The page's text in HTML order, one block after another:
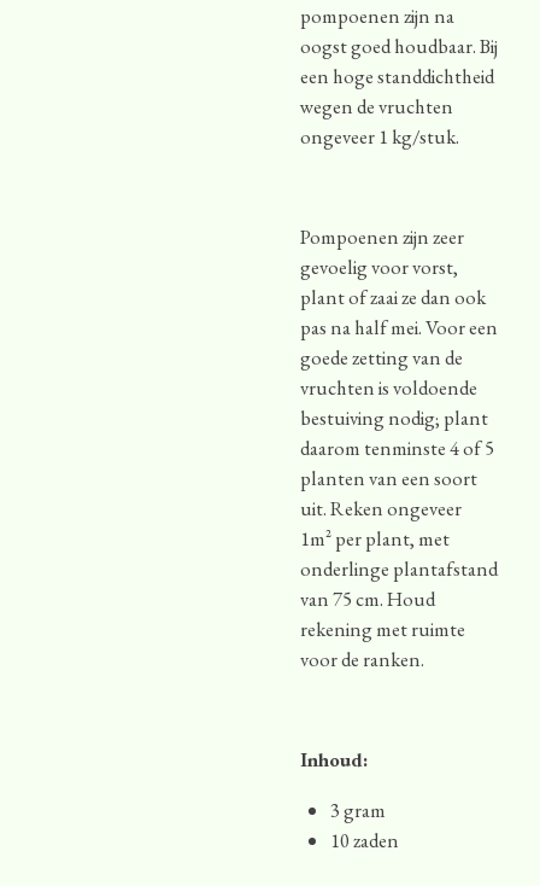
pompoenen zijn na
oogst goed houdbaar. Bij
een hoge standdichtheid
wegen de vruchten
ongeveer 1 kg/stuk.
Pompoenen zijn zeer
gevoelig voor vorst,
plant of zaai ze dan ook
pas na half mei. Voor een
goede zetting van de
vruchten is voldoende
bestuiving nodig; plant
daarom tenminste 4 of 5
planten van een soort
uit. Reken ongeveer
1m² per plant, met
onderlinge plantafstand
van 75 cm. Houd
rekening met ruimte
voor de ranken.
Inhoud:
3 gram
10 zaden